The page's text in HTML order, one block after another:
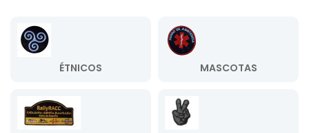
ÉTNICOS MASCOTAS